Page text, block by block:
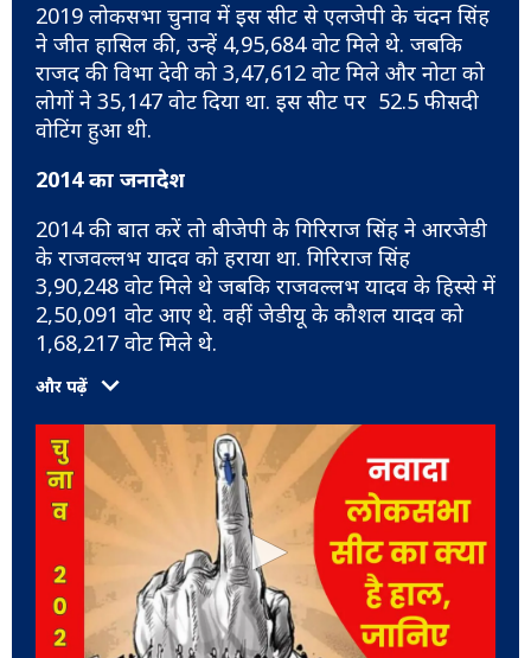
2019 लोकसभा चुनाव में इस सीट से एलजेपी के चंदन सिंह
ने जीत हासिल की, उन्हें 4,95,684 वोट मिले थे. जबकि
राजद की विभा देवी को 3,47,612 वोट मिले और नोटा को
लोगों ने 35,147 वोट दिया था. इस सीट पर 52.5 फीसदी
वोटिंग हुआ थी.
2014 का जनादेश
2014 की बात करें तो बीजेपी के गिरिराज सिंह ने आरजेडी
के राजवल्लभ यादव को हराया था. गिरिराज सिंह
3,90,248 वोट मिले थे जबकि राजवल्लभ यादव के हिस्से में
2,50,091 वोट आए थे. वहीं जेडीयू के कौशल यादव को
1,68,217 वोट मिले थे.
और पढ़ें